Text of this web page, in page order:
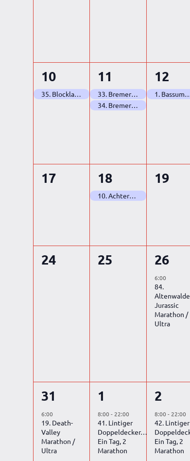
1
Veranstaltung,
10
35. Blockland Marathon
2
11
33. Bremer Metalhenge Höhenmeter Ultra (Doppelmarathon Edition Teil 1)
34. Bremer Metalhenge Höhenmeter Ultra (Doppelmarathon Edition Teil 2)
1
12
1. Bassumer
0
Veranstaltungen,
17
1
Veranstaltung,
18
10. Achterdieksee Marathon
0
19
0
24
0
25
1
26
6:00
84.
Jurassic
Marathon /
Ultra
1
Veranstaltung,
31
6:00
19. Death-
Valley
Marathon /
Ultra
1
Veranstaltung,
1
8:00- 22:00
41. Lintiger
Doppeldecker…
Ein Tag, 2
Marathon
1
2
8:00 - 22:00
42. Lintiger
Ein Tag, 2
Marathon